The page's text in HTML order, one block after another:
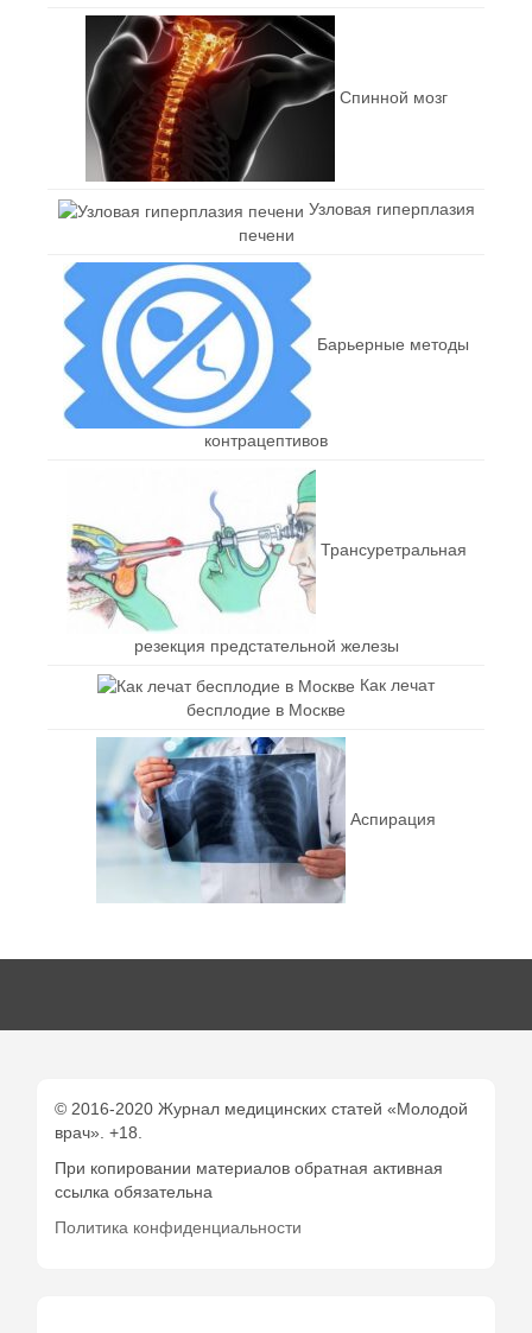
Спинной мозг
Узловая гиперплазия
печени
Барьерные методы
контрацептивов
Трансуретральная
резекция предстательной железы
Как лечат
бесплодие в Москве
Аспирация
© 2016-2020 Журнал медицинских статей «Молодой
врач». +18.
При копировании материалов обратная активная
ссылка обязательна
Политика конфиденциальности